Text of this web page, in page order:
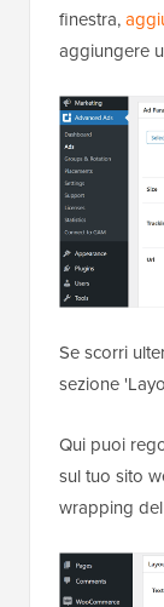
finestra,
aggiungere
Se scorri
sezione
Qui puoi
sul tuo sito
wrapping